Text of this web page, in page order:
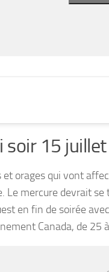
soir 15 juillet
et orages qui vont
Le mercure devrait
en fin de soirée
Canada, de 25